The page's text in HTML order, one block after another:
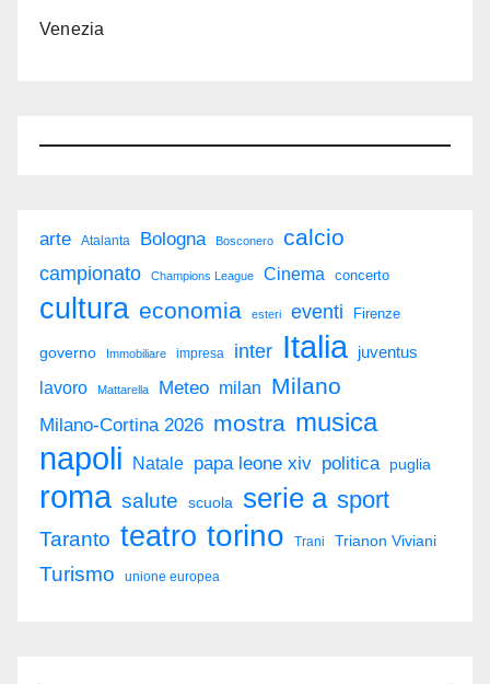
Venezia
arte Atalanta Bologna Bosconero calcio
campionato Champions League Cinema concerto
cultura economia esteri eventi Firenze
governo Immobiliare impresa inter Italia juventus
lavoro
Mattarella Meteo milan Milano
Milano-Cortina 2026 mostra musica
napoli Natale papa leone xiv politica puglia
roma salute scuola serie a sport
Taranto teatro torino Trani Trianon Viviani
Turismo unione europea